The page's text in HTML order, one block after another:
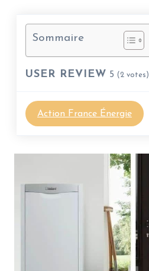
Sommaire
USER REVIEW 5 ( 2votes)
Action France Énergie